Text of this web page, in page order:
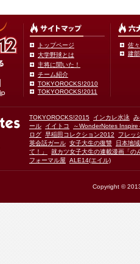
トップページ
大学野球とは
主将に聞いた！
チーム紹介
TOKYOROCKS!2010
TOKYOROCKS!2011
佐
建
TOKYOROCKS!2015 インカレ水泳
ール
イイトコ
～WonderNotes Inspire
ログ 早稲田コレクション2012
フレッ
英会話ガール 女子大生の復讐
日本地
て！」
就カツ女子大生の連載漫画「の
フォーマル屋
ALE14(エイル)
Copyright ©